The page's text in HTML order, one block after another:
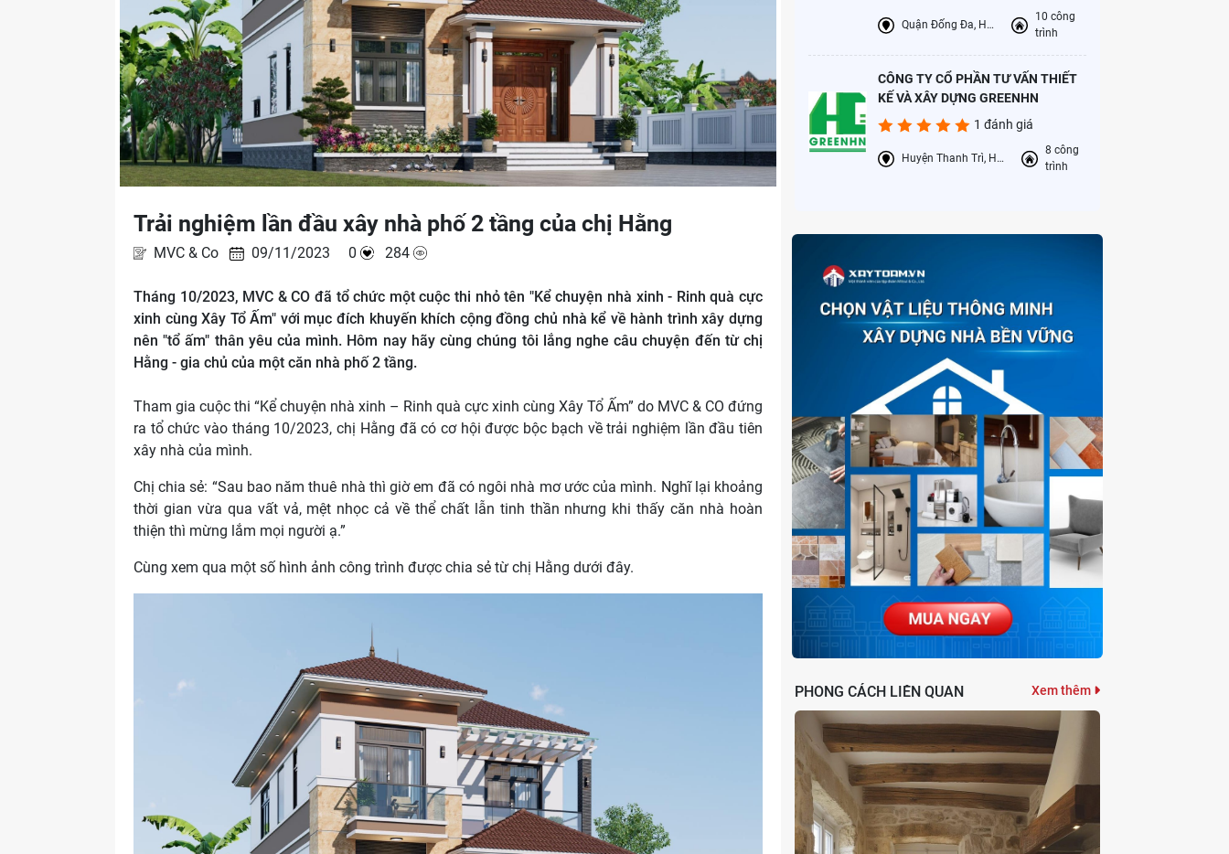
Trải nghiệm lần đầu xây nhà phố 2 tầng của chị Hằng
MVC & Co 09/11/2023 0 284
Tháng 10/2023, MVC & CO đã tổ chức một cuộc thi nhỏ tên "Kể chuyện nhà xinh - Rinh quà cực
xinh cùng Xây Tổ Ấm" với mục đích khuyến khích cộng đồng chủ nhà kể về hành trình xây dựng
nên "tổ ấm" thân yêu của mình. Hôm nay hãy cùng chúng tôi lắng nghe câu chuyện đến từ chị
Hằng - gia chủ của một căn nhà phố 2 tầng.
Tham gia cuộc thi “Kể chuyện nhà xinh – Rinh quà cực xinh cùng Xây Tổ Ấm” do MVC & CO đứng
ra tổ chức vào tháng 10/2023, chị Hằng đã có cơ hội được bộc bạch về trải nghiệm lần đầu tiên
xây nhà của mình.
Chị chia sẻ: “Sau bao năm thuê nhà thì giờ em đã có ngôi nhà mơ ước của mình. Nghĩ lại khoảng
thời gian vừa qua vất vả, mệt nhọc cả về thể chất lẫn tinh thần nhưng khi thấy căn nhà hoàn
thiện thì mừng lắm mọi người ạ.”
Cùng xem qua một số hình ảnh công trình được chia sẻ từ chị Hằng dưới đây.
Quận Đống Đa, Hà Nội
10 công
trình
CÔNG TY CỔ PHẦN TƯ VẤN THIẾT
KẾ VÀ XÂY DỰNG GREENHN
1 đánh giá
Huyện Thanh Trì, Hà Nội
8 công
trình
PHONG CÁCH LIÊN QUAN Xem thêm